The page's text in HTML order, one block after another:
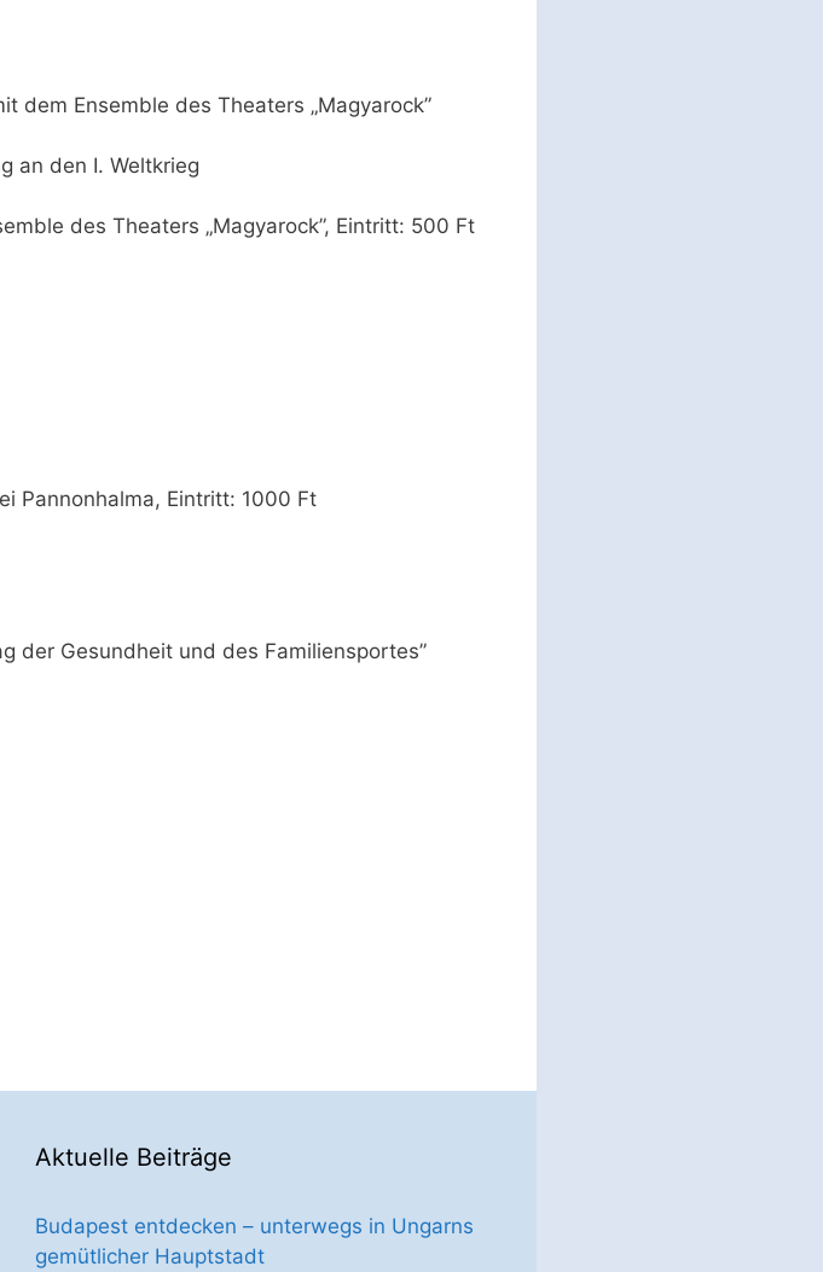
dem Ensemble des Theaters „Magyarock”
an den I. Weltkrieg
des Theaters „Magyarock”, Eintritt: 500 Ft
Pannonhalma, Eintritt: 1000 Ft
der Gesundheit und des Familiensportes”
Aktuelle Beiträge
Budapest entdecken – unterwegs in Ungarns
gemütlicher Hauptstadt